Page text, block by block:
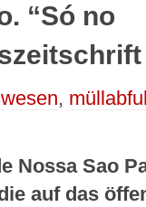
“Só no
,
Nossa Sao
auf das